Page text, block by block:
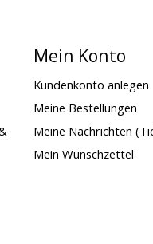
Mein Konto
Kundenkonto anlegen
Meine Bestellungen
Meine Nachrichten
Mein Wunschzettel